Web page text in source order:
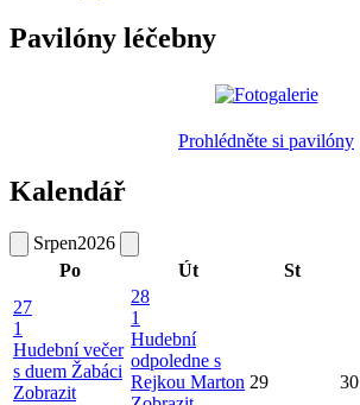
Pavilóny léčebny
Prohlédněte si pavilóny
Kalendář
Srpen2026
Po
Út St
27
1
Hudební večer
s duem Žabáci
Zobrazit
28
1
Hudební
odpoledne s
Rejkou Marton 29 30